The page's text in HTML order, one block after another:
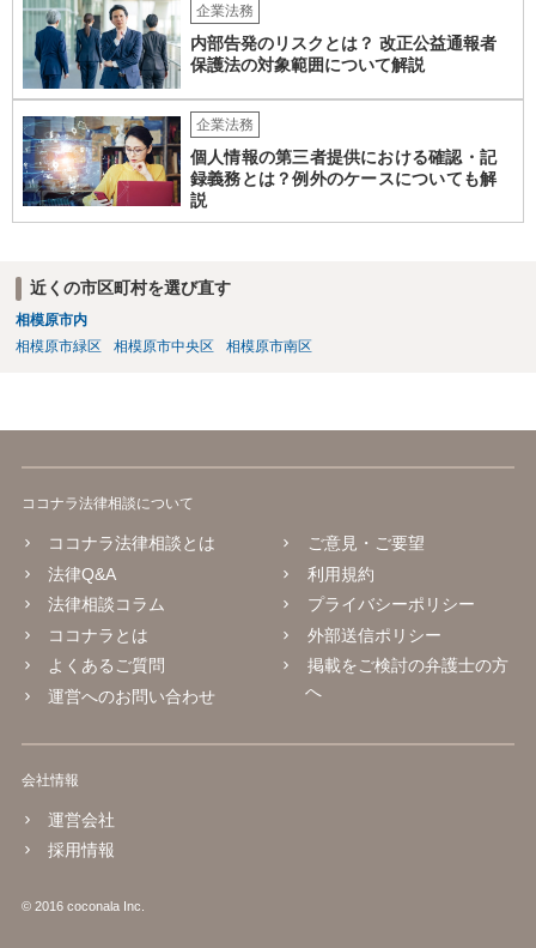
企業法務
内部告発のリスクとは？ 改正公益通報者
保護法の対象範囲について解説
企業法務
個人情報の第三者提供における確認・記
録義務とは？例外のケースについても解
説
近くの市区町村を選び直す
相模原市内
相模原市緑区
相模原市中央区 相模原市南区
ココナラ法律相談について
ココナラ法律相談とは
法律Q&A
法律相談コラム
ココナラとは
よくあるご質問
運営へのお問い合わせ
ご意見・ご要望
利用規約
プライバシーポリシー
外部送信ポリシー
掲載をご検討の弁護士の方
へ
会社情報
運営会社
採用情報
© 2016 coconala Inc.